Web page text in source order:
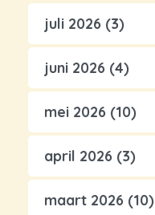
juli 2026 (3)
juni 2026 (4)
mei 2026 (10)
april 2026 (3)
maart 2026 (10)